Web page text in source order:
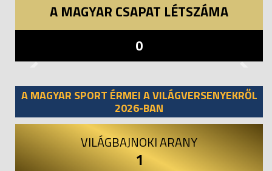
A MAGYAR CSAPAT LÉTSZÁMA
0
A MAGYAR SPORT ÉRMEI A VILÁGVERSENYEKRŐL
2026-BAN
VILÁGBAJNOKI ARANY
1